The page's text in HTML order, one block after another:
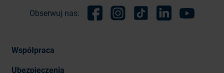
Obserwuj nas:
Współpraca
Ubezpieczenia